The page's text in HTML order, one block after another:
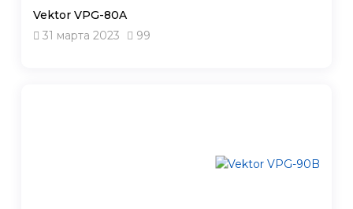
Vektor VPG-80A
31 марта 2023
99